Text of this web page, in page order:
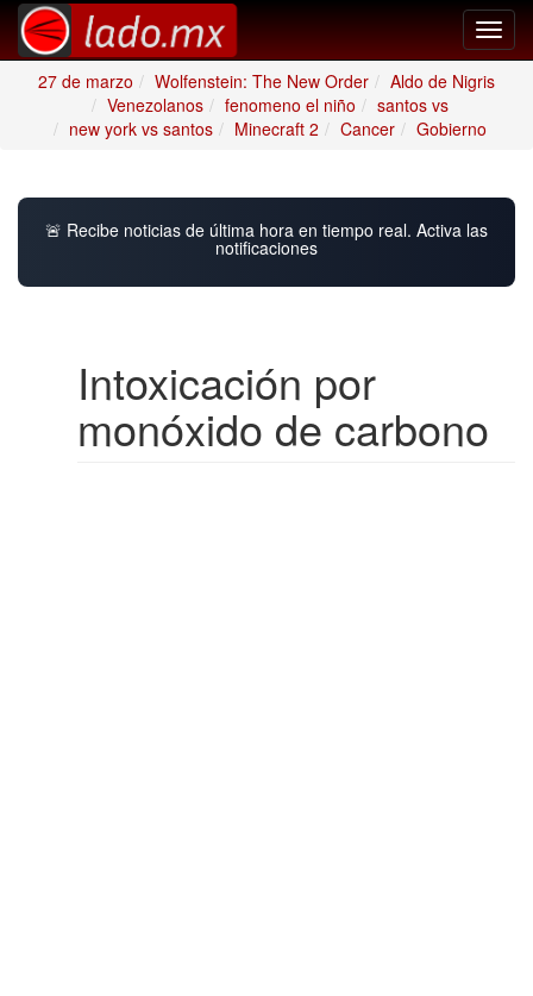
27 de marzo
Wolfenstein: The New Order
Aldo de Nigris
Venezolanos
fenomeno el niño
santos vs
new york vs santos
Minecraft 2 Cancer Gobierno
🚨 Recibe noticias de última hora en tiempo real. Activa las
notificaciones
Intoxicación por
monóxido de carbono